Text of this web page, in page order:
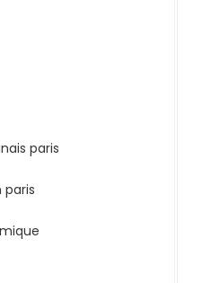
paris